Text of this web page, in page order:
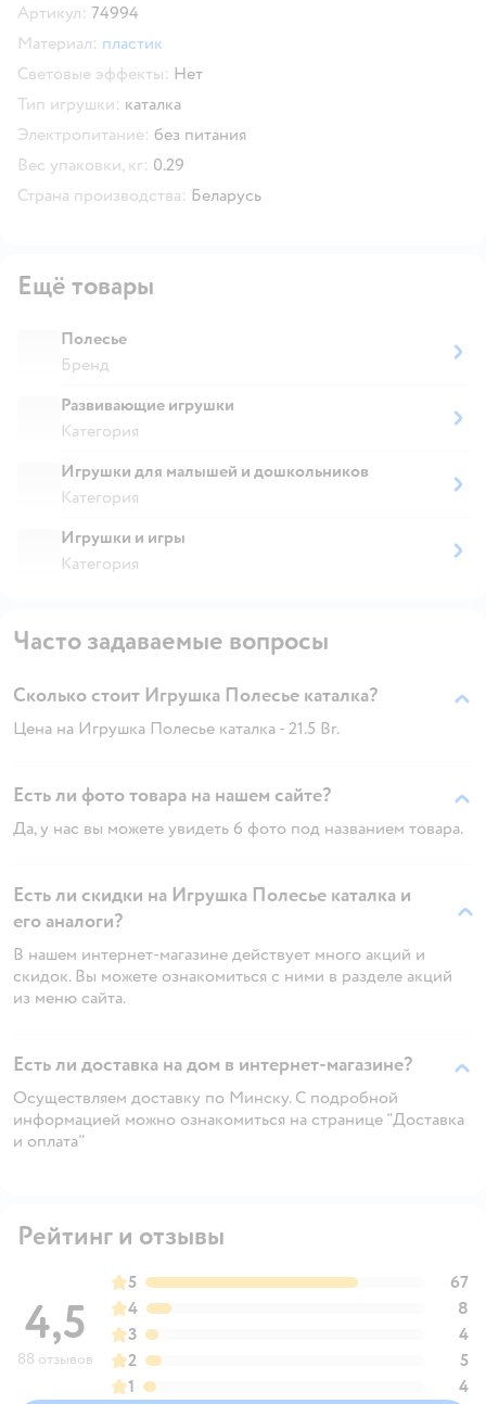
Артикул: 74994
Материал: пластик
Световые эффекты: Нет
Тип игрушки: каталка
Электропитание: без питания
Вес упаковки, кг: 0.29
Страна производства: Беларусь
Ещё товары
Полесье
Бренд
Развивающие игрушки
Категория
Игрушки для малышей и дошкольников
Категория
Игрушки и игры
Категория
Часто задаваемые вопросы
Сколько стоит Игрушка Полесье каталка?
Цена на Игрушка Полесье каталка - 21.5 Br.
Есть ли фото товара на нашем сайте?
Да, у нас вы можете увидеть 6 фото под названием товара.
Есть ли скидки на Игрушка Полесье каталка и
его аналоги?
В нашем интернет-магазине действует много акций и
скидок. Вы можете ознакомиться с ними в разделе акций
из меню сайта.
Есть ли доставка на дом в интернет-магазине?
Осуществляем доставку по Минску. С подробной
информацией можно ознакомиться на странице "Доставка
и оплата"
Рейтинг и отзывы
4,5
88 отзывов
5
67
4
8
3
4
2
5
1
4